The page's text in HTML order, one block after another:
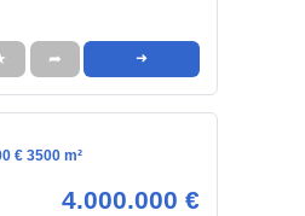
➦ ➜
€ 3500 m²
4.000.000 €